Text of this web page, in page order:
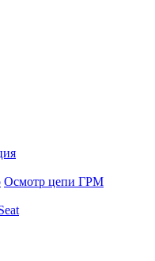
Осмотр цепи ГРМ